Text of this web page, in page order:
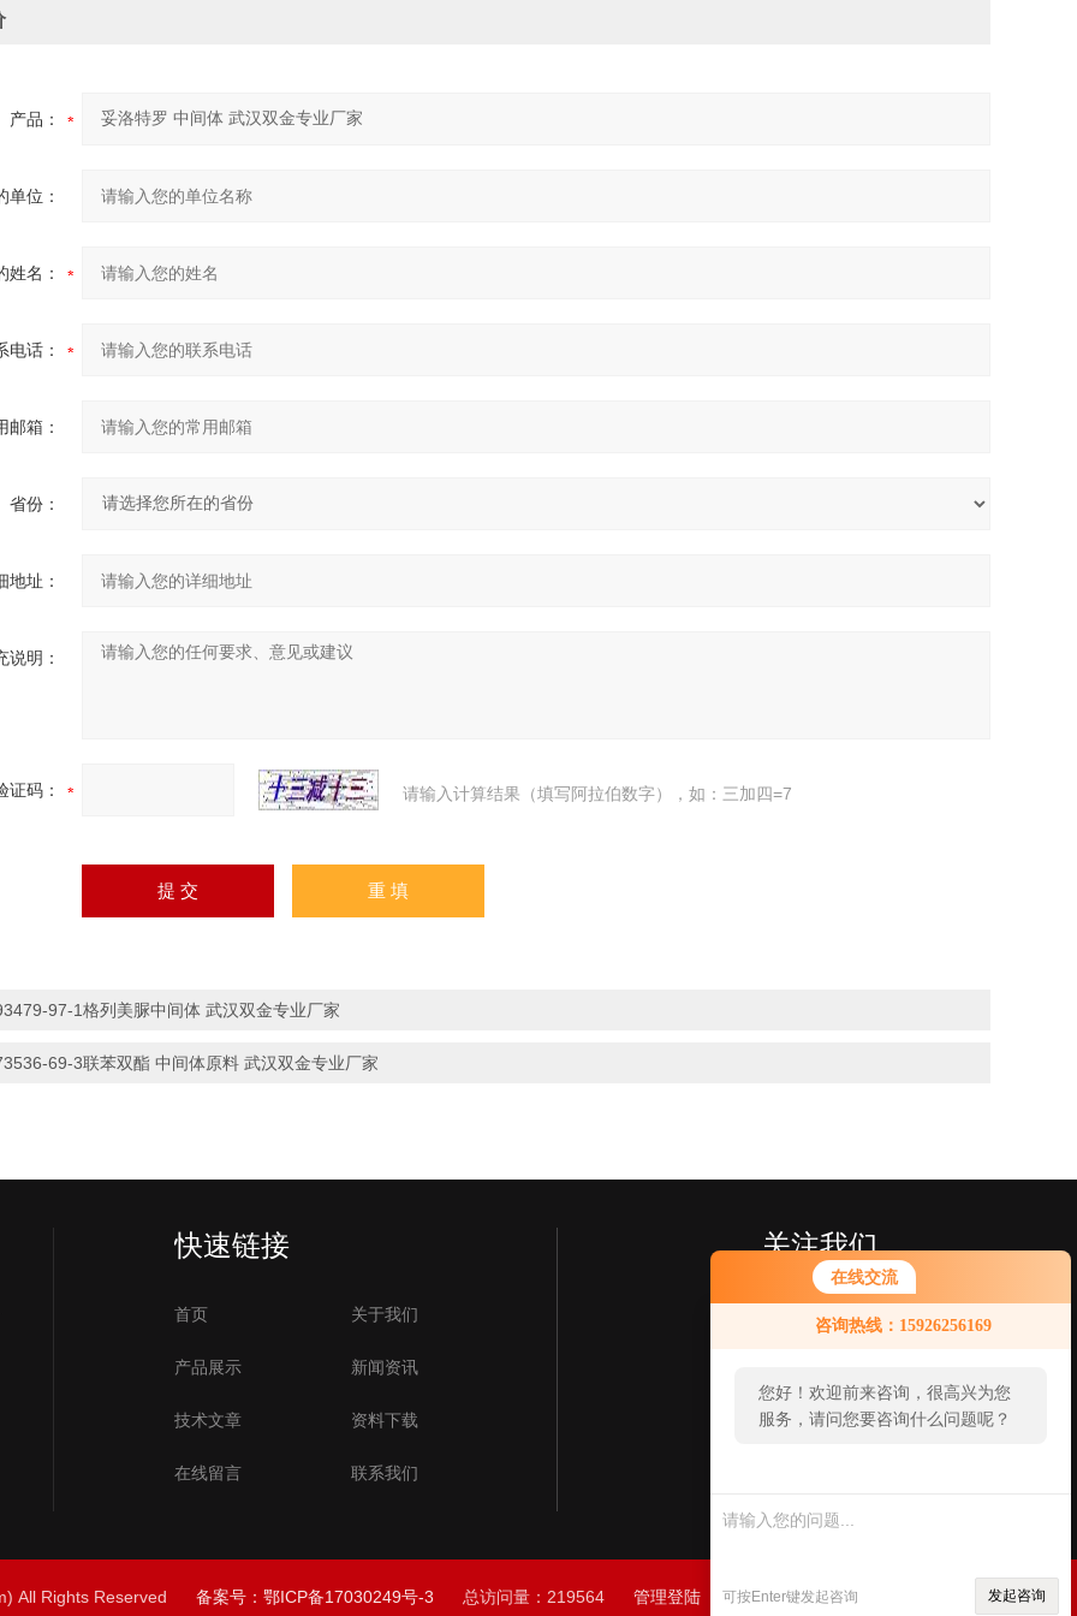
在线交流
咨询热线：15926256169
您好！欢迎前来咨询，很高兴为您
服务，请问您要咨询什么问题呢？
可按Enter键发起咨询 发起咨询
产品：
单位：
姓名：
电话：
邮箱：
省份：
地址：
说明：
证码： 请输入计算结果（填写阿拉伯数字），如：三加四=7
97-1格列美脲中间体 武汉双金专业厂家
69-3联苯双酯 中间体原料 武汉双金专业厂家
快速链接
首页 关于我们
产品展示 新闻资讯
技术文章 资料下载
在线留言 联系我们
关注我们
All Rights Reserved 备案号：鄂ICP备17030249号-3 总访问量：219564 管理登陆技术支持：制药网